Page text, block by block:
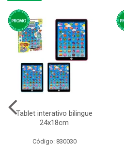
Tablet interativo bilingue
24x18cm
Código: 830030